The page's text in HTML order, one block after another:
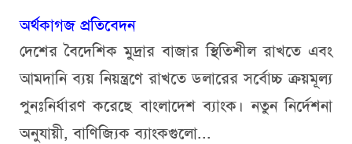
অর্থকাগজ প্রতিবেদন
দেশের বৈদেশিক মুদ্রার বাজার স্থিতিশীল রাখতে এবং
আমদানি ব্যয় নিয়ন্ত্রণে রাখতে ডলারের সর্বোচ্চ ক্রয়মূল্য
পুনঃনির্ধারণ করেছে বাংলাদেশ ব্যাংক। নতুন নির্দেশনা
অনুযায়ী, বাণিজ্যিক ব্যাংকগুলো...